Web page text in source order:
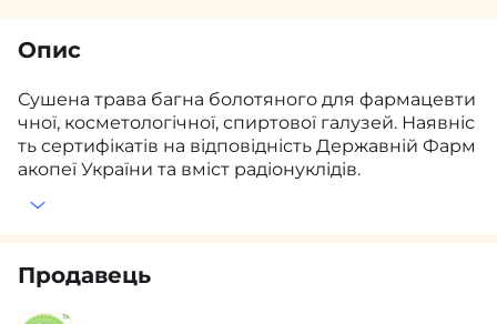
Опис
Сушена трава багна болотяного для фармацевти
чної, косметологічної, спиртової галузей. Наявніс
ть сертифікатів на відповідність Державній Фарм
акопеї України та вміст радіонуклідів.
Продавець